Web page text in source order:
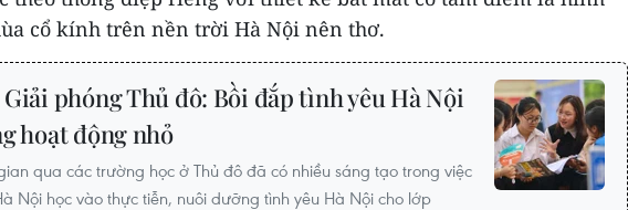
cổ kính trên nền trời Hà Nội nên thơ.
phóng Thủ đô: Bồi đắp tình yêu Hà Nội
hoạt động nhỏ
qua các trường học ở Thủ đô đã có nhiều sáng tạo trong việc
Nội học vào thực tiễn, nuôi dưỡng tình yêu Hà Nội cho lớp